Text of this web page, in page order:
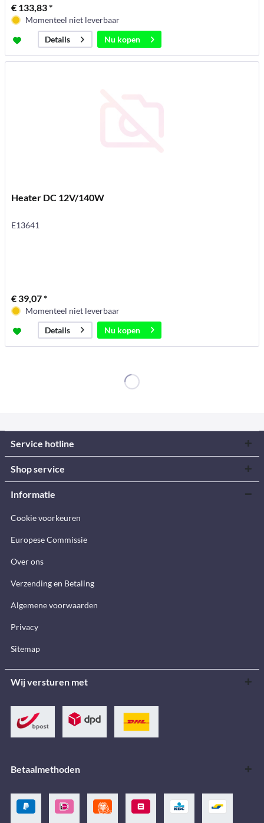
€ 133,83 *
Momenteel niet leverbaar
Details
Nu kopen
Heater DC 12V/140W
E13641
€ 39,07 *
Momenteel niet leverbaar
Details
Nu kopen
Service hotline
Shop service
Informatie
Cookie voorkeuren
Europese Commissie
Over ons
Verzending en Betaling
Algemene voorwaarden
Privacy
Sitemap
Wij versturen met
Betaalmethoden